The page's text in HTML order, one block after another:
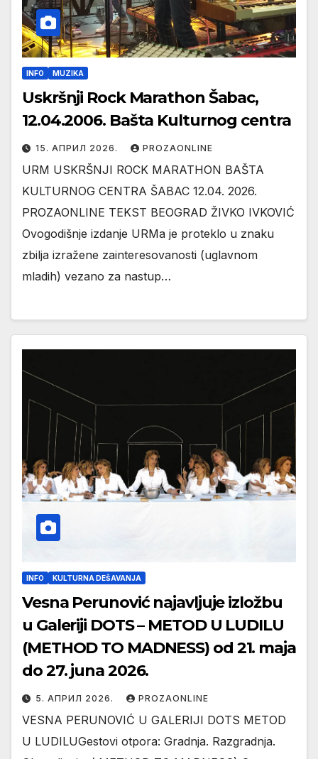
INFO MUZIKA
Uskršnji Rock Marathon Šabac,
12.04.2006. Bašta Kulturnog centra
15. АПРИЛ 2026. PROZAONLINE
URM USKRŠNJI ROCK MARATHON BAŠTA
KULTURNOG CENTRA ŠABAC 12.04. 2026.
PROZAONLINE TEKST BEOGRAD ŽIVKO IVKOVIĆ
Ovogodišnje izdanje URMa je proteklo u znaku
zbilja izražene zainteresovanosti (uglavnom
mladih) vezano za nastup…
INFO KULTURNA DEŠAVANJA
Vesna Perunović najavljuje izložbu
u Galeriji DOTS – METOD U LUDILU
(METHOD TO MADNESS) od 21. maja
do 27. juna 2026.
5. АПРИЛ 2026. PROZAONLINE
VESNA PERUNOVIĆ U GALERIJI DOTS METOD
U LUDILUGestovi otpora: Gradnja. Razgradnja.